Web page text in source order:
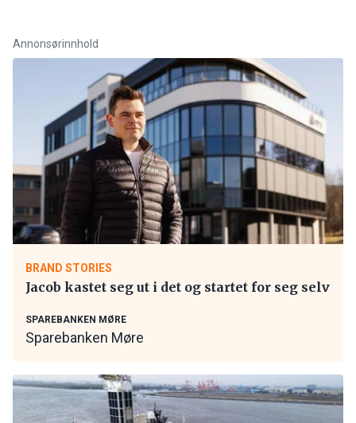
Annonsørinnhold
BRAND STORIES
Jacob kastet seg ut i det og startet for seg selv
SPAREBANKEN MØRE
Sparebanken Møre